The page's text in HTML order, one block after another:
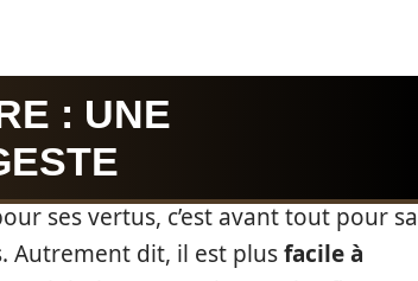
: UNE
ses vertus, c’est avant tout pour sa
Autrement dit, il est plusfacile à